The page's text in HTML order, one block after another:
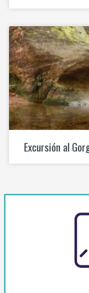
Excursión al